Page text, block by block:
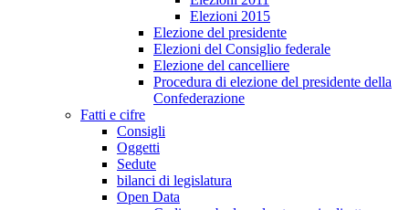
Elezioni 2015
Elezione del presidente
Elezioni del Consiglio federale
Elezione del cancelliere
Procedura di elezione del presidente della
Confederazione
Fatti e cifre
Consigli
Oggetti
Sedute
bilanci di legislatura
Open Data